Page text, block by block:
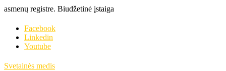
asmenų registre. Biudžetinė įstaiga
Facebook
Linkedin
Youtube
Svetainės medis